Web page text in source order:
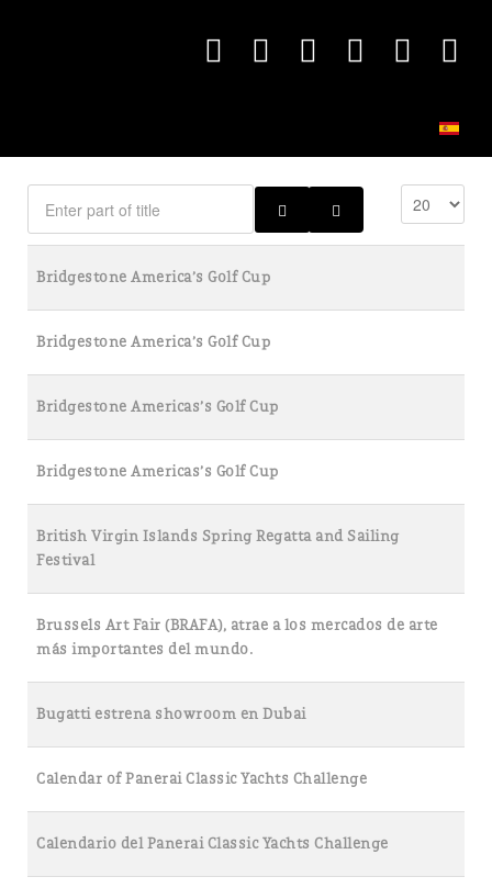
Bridgestone America’s Golf Cup
Bridgestone America’s Golf Cup
Bridgestone Americas’s Golf Cup
Bridgestone Americas’s Golf Cup
British Virgin Islands Spring Regatta and Sailing
Festival
Brussels Art Fair (BRAFA), atrae a los mercados de arte
más importantes del mundo.
Bugatti estrena showroom en Dubai
Calendar of Panerai Classic Yachts Challenge
Calendario del Panerai Classic Yachts Challenge